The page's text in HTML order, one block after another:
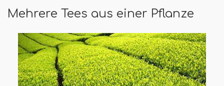
Mehrere Tees aus einer Pflanze